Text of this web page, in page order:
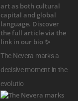
The Nevera marks a
decisive moment in the
evolutio